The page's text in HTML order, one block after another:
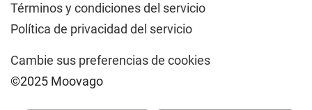
Términos y condiciones del servicio
Política de privacidad del servicio
Cambie sus preferencias de cookies
©2025 Moovago